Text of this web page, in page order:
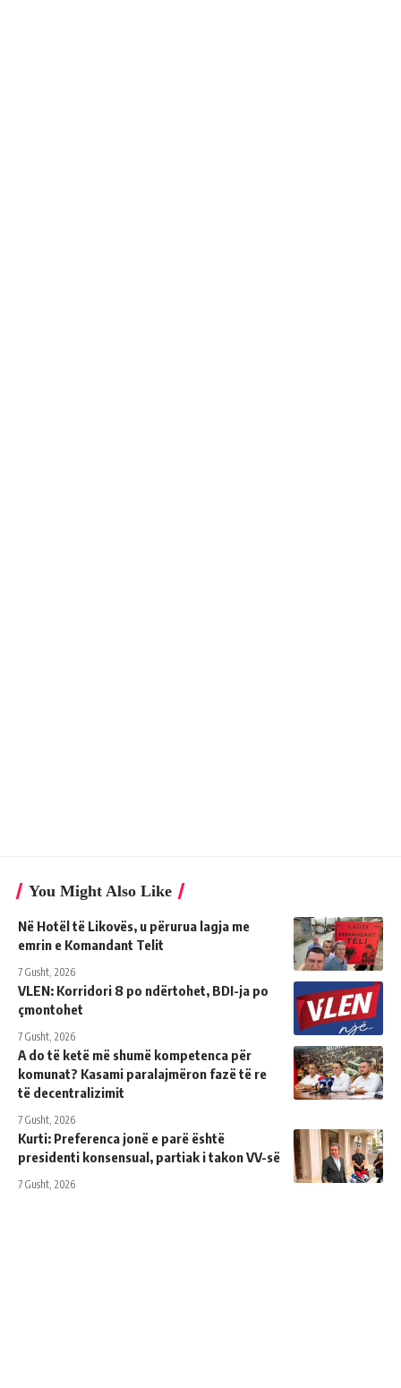
You Might Also Like
Në Hotël të Likovës, u përurua lagja me
emrin e Komandant Telit
7 Gusht, 2026
VLEN: Korridori 8 po ndërtohet, BDI-ja po
çmontohet
7 Gusht, 2026
A do të ketë më shumë kompetenca për
komunat? Kasami paralajmëron fazë të re
të decentralizimit
7 Gusht, 2026
Kurti: Preferenca jonë e parë është
presidenti konsensual, partiak i takon VV-së
7 Gusht, 2026